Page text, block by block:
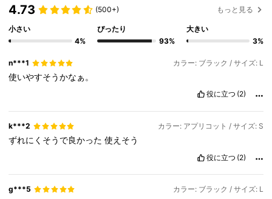
4.73 (500+) もっと見る
小さい
4%
ぴったり
93%
大きい
3%
n***1 カラー: ブラック / サイズ: L
使いやすそうかなぁ。
役に立つ (2)
k***2 カラー: アプリコット / サイズ: S
ずれにくそうで良かった使えそう
役に立つ (2)
g***5 カラー: ブラック / サイズ: L